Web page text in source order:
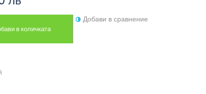
в количката
Добави в сравнение